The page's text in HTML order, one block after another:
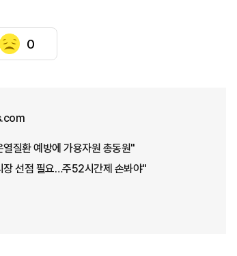
0
질환 예방에 가용자원 총동원"
장 선점 필요…주52시간제 손봐야"